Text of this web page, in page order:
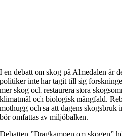
I en debatt om skog på Almedalen är
politiker inte har tagit till sig
mer skog och restaurera stora
klimatmål och biologisk mångfald.
mothugg och sa att dagens skogsbruk
bör omfattas av miljöbalken.
Debatten ”Dragkampen om skogen”